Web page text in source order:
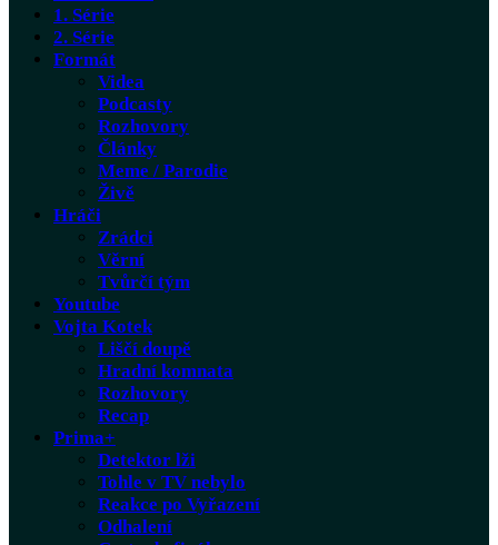
1. Série
2. Série
Formát
Videa
Podcasty
Rozhovory
Články
Meme / Parodie
Živě
Hráči
Zrádci
Věrní
Tvůrčí tým
Youtube
Vojta Kotek
Liščí doupě
Hradní komnata
Rozhovory
Recap
Prima+
Detektor lži
Tohle v TV nebylo
Reakce po Vyřazení
Odhalení